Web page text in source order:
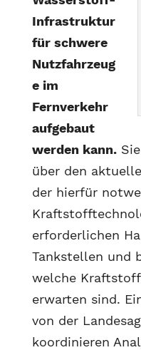
Infrastruktur
für schwere
Nutzfahrzeug
e im
Fernverkehr
aufgebaut
werden kann.Sie
über den
der hierfür
erforderlichen
Tankstellen und
welche
erwarten sind.
von der
koordinieren